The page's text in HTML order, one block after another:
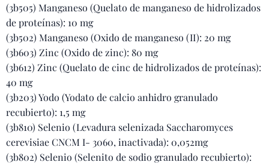
(3b505) Manganeso (Quelato de manganeso de hidrolizados
de proteínas): 10 mg
(3b502) Manganeso (Oxido de manganeso (II): 20 mg
(3b603) Zinc (Oxido de zinc): 80 mg
(3b612) Zinc (Quelato de cinc de hidrolizados de proteínas):
40 mg
(3b203) Yodo (Yodato de calcio anhidro granulado
recubierto): 1,5 mg
(3b810) Selenio (Levadura selenizada Saccharomyces
cerevisiae CNCM I- 3060, inactivada): 0,052mg
(3b802) Selenio (Selenito de sodio granulado recubierto):